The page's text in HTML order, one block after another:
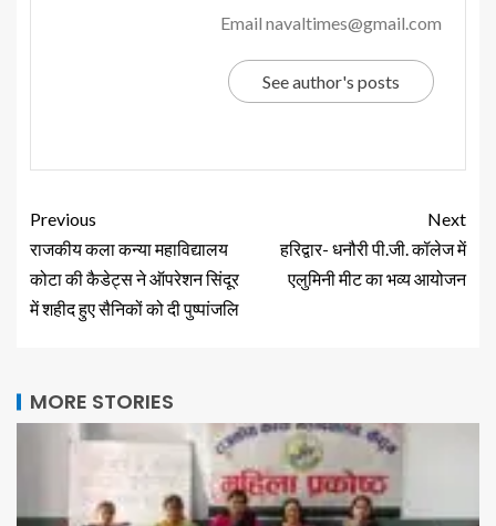
Email navaltimes@gmail.com
See author's posts
Previous
राजकीय कला कन्या महावि‌द्यालय
कोटा की कैडेट्स ने ऑपरेशन सिंदूर
में शहीद हुए सैनिकों को दी पुष्पांजलि
Next
हरिद्वार- धनौरी पी.जी. कॉलेज में
एलुमिनी मीट का भव्य आयोजन
MORE STORIES